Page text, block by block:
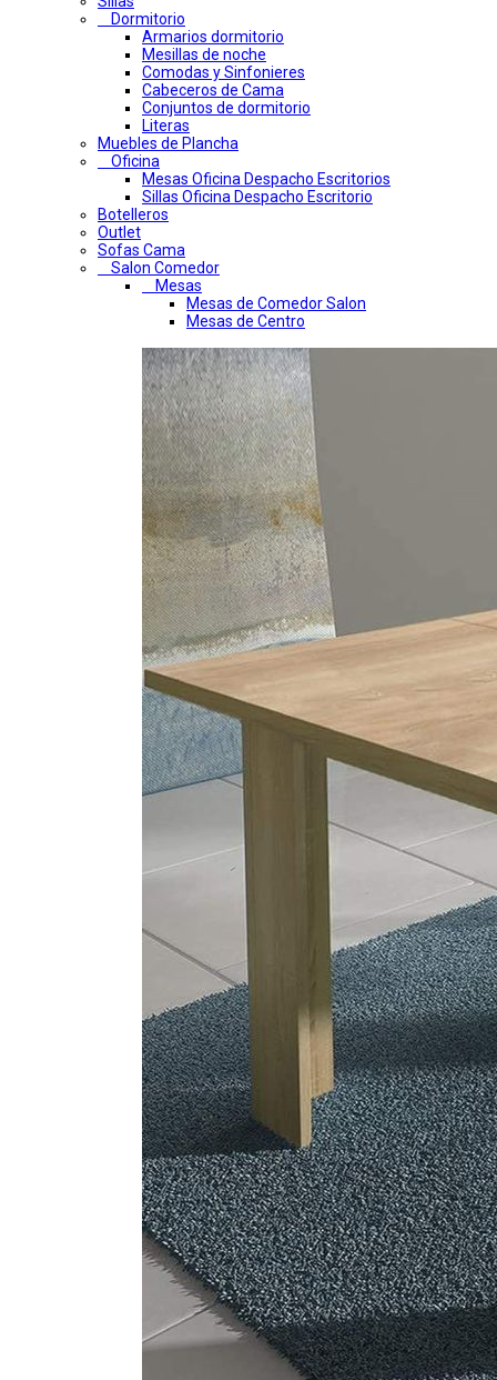
Dormitorio
Armarios dormitorio
Mesillas de noche
Comodas y Sinfonieres
Cabeceros de Cama
Conjuntos de dormitorio
Literas
Muebles de Plancha
Oficina
Mesas Oficina Despacho Escritorios
Sillas Oficina Despacho Escritorio
Botelleros
Outlet
Sofas Cama
Salon Comedor
Mesas
Mesas de Comedor Salon
Mesas de Centro